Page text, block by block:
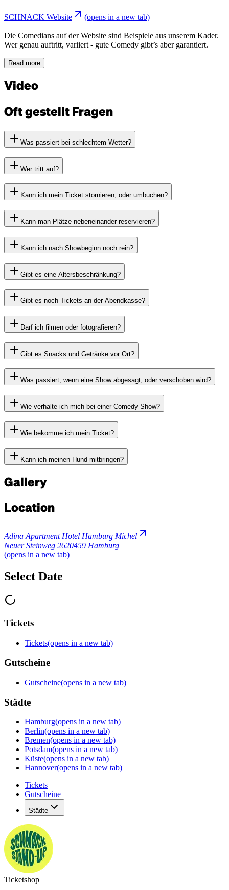
SCHNACK Website (opens in a new tab)
Die Comedians auf der Website sind Beispiele aus unserem Kader.
Wer genau auftritt, variiert - gute Comedy gibt’s aber garantiert.
Read more
Video
Oft gestellt Fragen
Was passiert bei schlechtem Wetter?
Wer tritt auf?
Kann ich mein Ticket stornieren, oder umbuchen?
Kann man Plätze nebeneinander reservieren?
Kann ich nach Showbeginn noch rein?
Gibt es eine Altersbeschränkung?
Gibt es noch Tickets an der Abendkasse?
Darf ich filmen oder fotografieren?
Gibt es Snacks und Getränke vor Ort?
Was passiert, wenn eine Show abgesagt, oder verschoben wird?
Wie verhalte ich mich bei einer Comedy Show?
Wie bekomme ich mein Ticket?
Kann ich meinen Hund mitbringen?
Gallery
Location
Adina Apartment Hotel Hamburg Michel
Neuer Steinweg 2620459 Hamburg
(opens in a new tab)
Select Date
Tickets
Tickets(opens in a new tab)
Gutscheine
Gutscheine(opens in a new tab)
Städte
Hamburg(opens in a new tab)
Berlin(opens in a new tab)
Bremen(opens in a new tab)
Potsdam(opens in a new tab)
Küste(opens in a new tab)
Hannover(opens in a new tab)
Tickets
Gutscheine
Städte
Ticketshop